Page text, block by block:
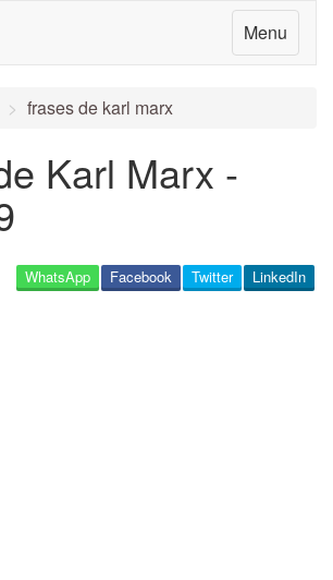
Menu
frases de karl marx
Karl Marx -
LinkedIn
Twitter
Facebook
WhatsApp